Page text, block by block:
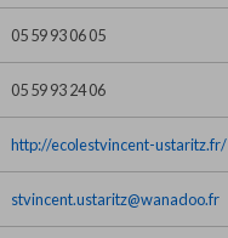
05 59 93 06 05
05 59 93 24 06
http://ecolestvincent-ustaritz.fr/
stvincent.ustaritz@wanadoo.fr